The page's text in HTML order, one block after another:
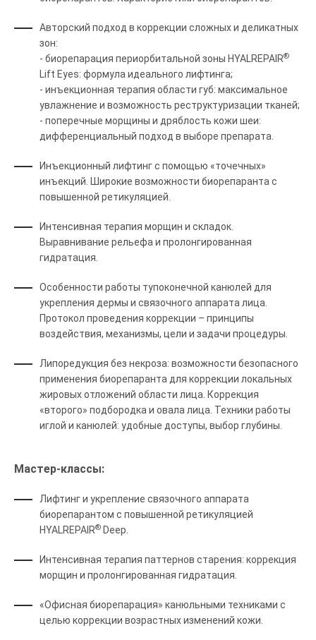
Авторский подход в коррекции сложных и деликатных
зон:
- биорепарация периорбитальной зоны HYALREPAIR®
Lift Eyes: формула идеального лифтинга;
- инъекционная терапия области губ: максимальное
увлажнение и возможность реструктуризации тканей;
- поперечные морщины и дряблость кожи шеи:
дифференциальный подход в выборе препарата.
Инъекционный лифтинг с помощью «точечных»
инъекций. Широкие возможности биорепаранта с
повышенной ретикуляцией.
Интенсивная терапия морщин и складок.
Выравнивание рельефа и пролонгированная
гидратация.
Особенности работы тупоконечной канюлей для
укрепления дермы и связочного аппарата лица.
Протокол проведения коррекции – принципы
воздействия, механизмы, цели и задачи процедуры.
Липоредукция без некроза: возможности безопасного
применения биорепаранта для коррекции локальных
жировых отложений области лица. Коррекция
«второго» подбородка и овала лица. Техники работы
иглой и канюлей: удобные доступы, выбор глубины.
Мастер-классы:
Лифтинг и укрепление связочного аппарата
биорепарантом с повышенной ретикуляцией
HYALREPAIR® Deep.
Интенсивная терапия паттернов старения: коррекция
морщин и пролонгированная гидратация.
«Офисная биорепарация» канюльными техниками с
целью коррекции возрастных изменений кожи.